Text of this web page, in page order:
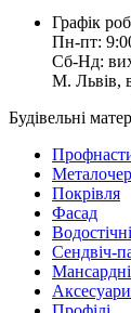
Графік
Пн-пт:
Сб-Нд:
М. Львів,
Будівельні
Покрівля
Фасад
Сендвіч-
Мансардні